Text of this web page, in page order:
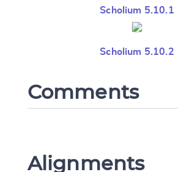
Scholium 5.10.1
Scholium 5.10.2
Comments
Alignments